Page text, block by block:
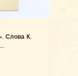
Слова К.